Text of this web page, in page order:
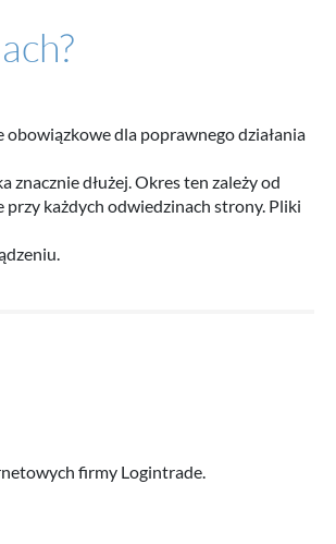
dla poprawnego działania
dłużej. Okres ten zależy od
każdych odwiedzinach strony. Pliki
firmy Logintrade.